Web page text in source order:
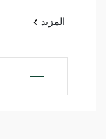
المزيد